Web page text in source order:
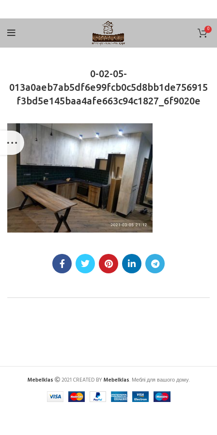
0
0-02-05-
013a0aeb7ab5df6e99fcb0c5d8bb1de756915
f3bd5e145baa4afe663c94c1827_6f9020e
Mebelklas 2021 CREATED BYMebelklas. Меблі для вашого дому.